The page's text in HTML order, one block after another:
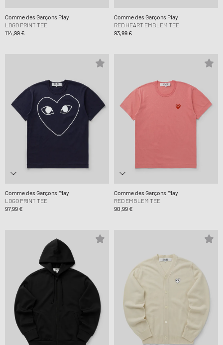
Comme des Garçons Play
LOGO PRINT TEE
114,99 €
Comme des Garçons Play
RED HEART EMBLEM TEE
93,99 €
Comme des Garçons Play
LOGO PRINT TEE
97,99 €
Comme des Garçons Play
RED EMBLEM TEE
90,99 €